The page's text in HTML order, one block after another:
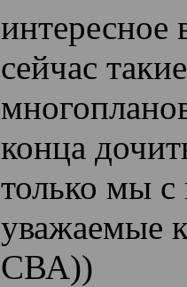
интересное
сейчас
конца
только мы с
уважаемые
СВА))